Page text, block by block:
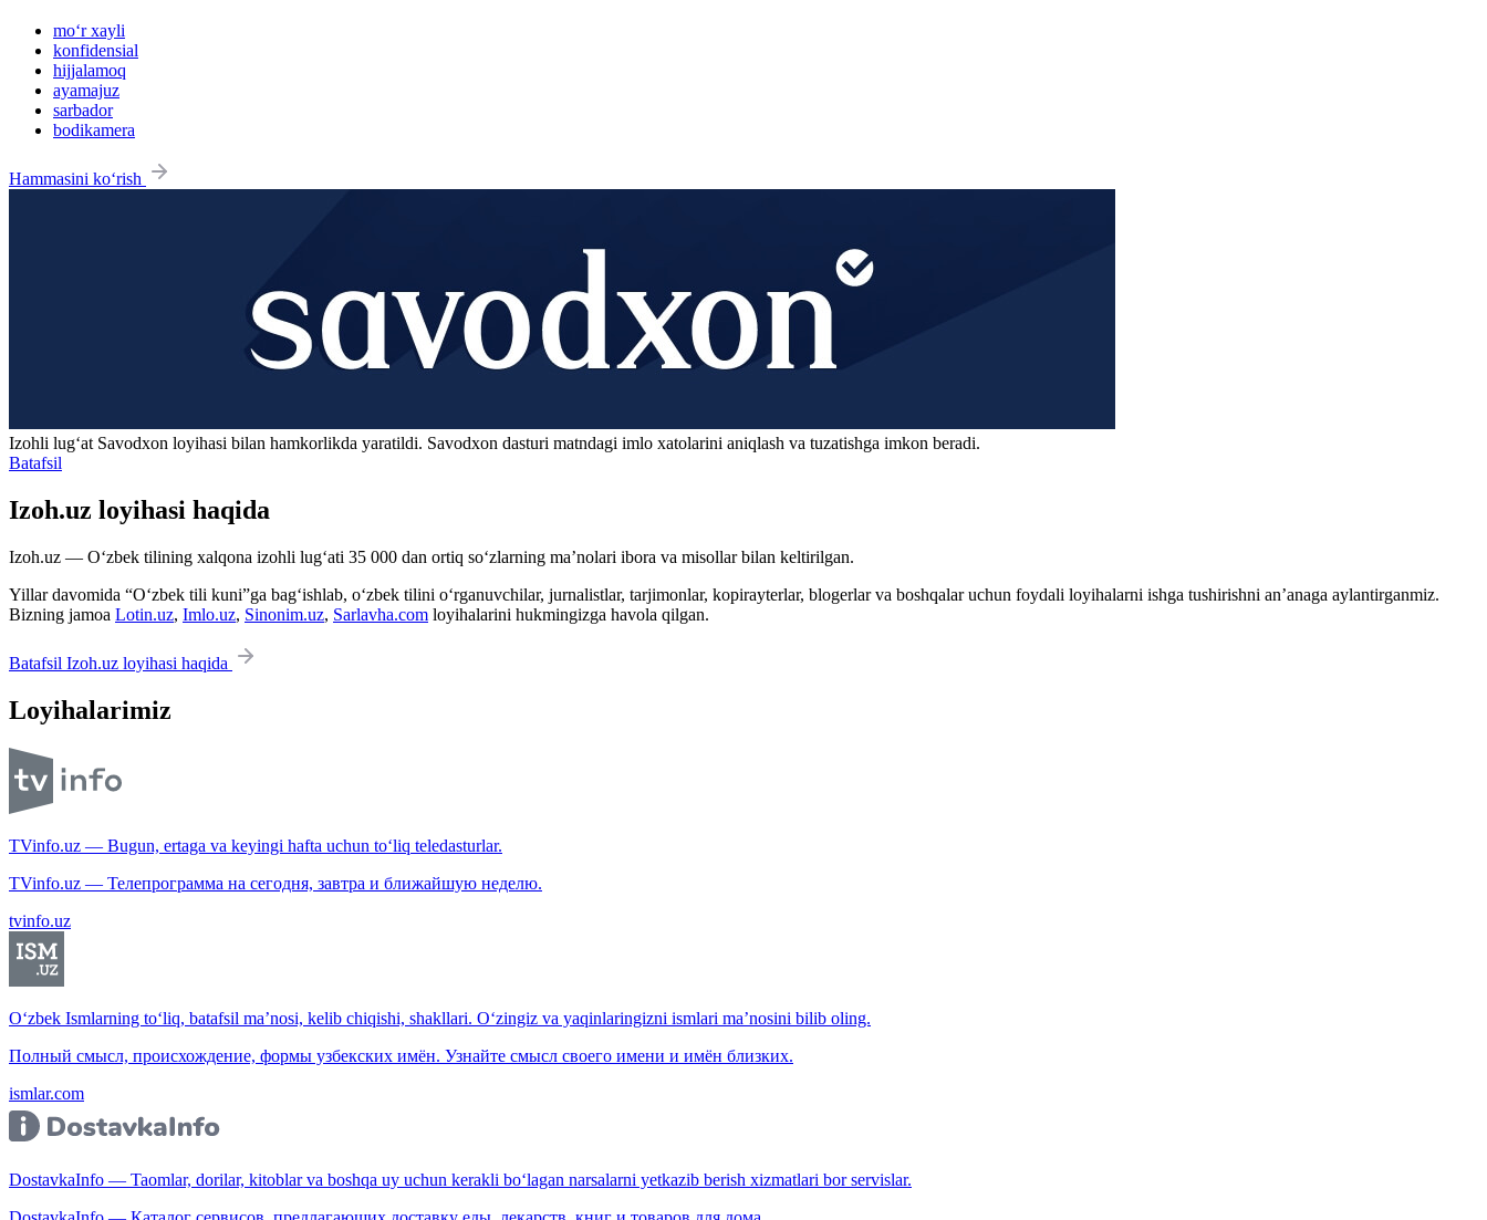
mo‘r xayli
konfidensial
hijjalamoq
ayamajuz
sarbador
bodikamera
Hammasini ko‘rish
Izohli lugʻat Savodxon loyihasi bilan hamkorlikda yaratildi. Savodxon dasturi matndagi imlo xatolarini aniqlash va tuzatishga imkon beradi.
Batafsil
Izoh.uz loyihasi haqida
Izoh.uz — O‘zbek tilining xalqona izohli lug‘ati 35 000 dan ortiq so‘zlarning ma’nolari ibora va misollar bilan keltirilgan.
Yillar davomida “O‘zbek tili kuni”ga bag‘ishlab, o‘zbek tilini o‘rganuvchilar, jurnalistlar, tarjimonlar, kopirayterlar, blogerlar va boshqalar uchun foydali loyihalarni ishga tushirishni an’anaga aylantirganmiz.
Bizning jamoa Lotin.uz, Imlo.uz, Sinonim.uz, Sarlavha.com loyihalarini hukmingizga havola qilgan.
Batafsil Izoh.uz loyihasi haqida
Loyihalarimiz
TVinfo.uz — Bugun, ertaga va keyingi hafta uchun to‘liq teledasturlar.
TVinfo.uz — Телепрограмма на сегодня, завтра и ближайшую неделю.
tvinfo.uz
O‘zbek Ismlarning to‘liq, batafsil ma’nosi, kelib chiqishi, shakllari. O‘zingiz va yaqinlaringizni ismlari ma’nosini bilib oling.
Полный смысл, происхождение, формы узбекских имён. Узнайте смысл своего имени и имён близких.
ismlar.com
DostavkaInfo — Taomlar, dorilar, kitoblar va boshqa uy uchun kerakli bo‘lagan narsalarni yetkazib berish xizmatlari bor servislar.